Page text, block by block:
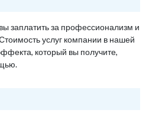
заплатить за профессионализм и
услуг компании в нашей
который вы получите,